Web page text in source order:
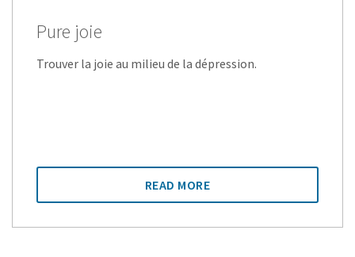
Pure joie
Trouver la joie au milieu de la dépression.
READ MORE